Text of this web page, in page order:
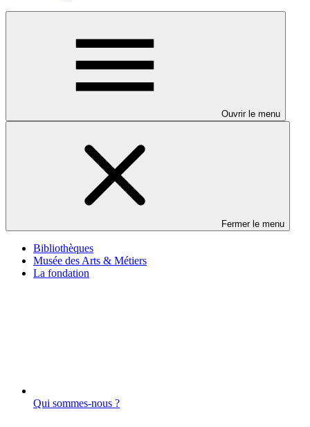
Ouvrir le menu
Fermer le menu
Bibliothèques
Musée des Arts & Métiers
La fondation
Qui sommes-nous ?